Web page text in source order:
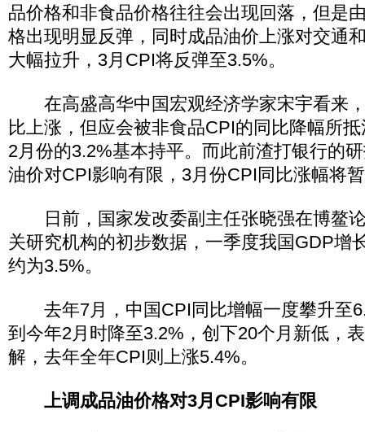
品价格和非食品价格往往会出现回落，但是
格出现明显反弹，同时成品油价上涨对交通
大幅拉升，3月CPI将反弹至3.5%。
在高盛高华中国宏观经济学家宋宇看来
比上涨，但应会被非食品CPI的同比降幅所
2月份的3.2%基本持平。而此前渣打银行的
油价对CPI影响有限，3月份CPI同比涨幅将
日前，国家发改委副主任张晓强在博鳌
关研究机构的初步数据，一季度我国GDP增
约为3.5%。
去年7月，中国CPI同比增幅一度攀升至
到今年2月时降至3.2%，创下20个月新低，
解，去年全年CPI则上涨5.4%。
上调成品油价格对3月CPI影响有限